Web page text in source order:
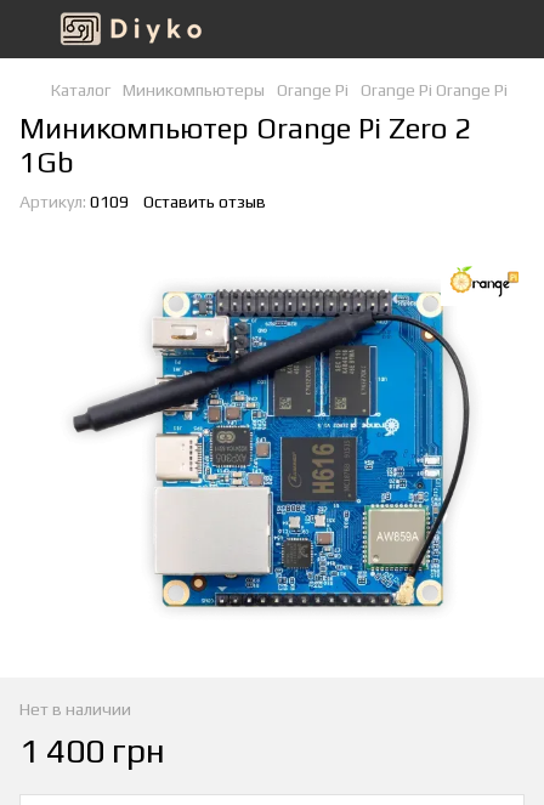
Каталог Миникомпьютеры Orange Pi Orange Pi Orange Pi
Миникомпьютер Orange Pi Zero 2
1Gb
Артикул: 0109 Оставить отзыв
Нет в наличии
1 400 грн